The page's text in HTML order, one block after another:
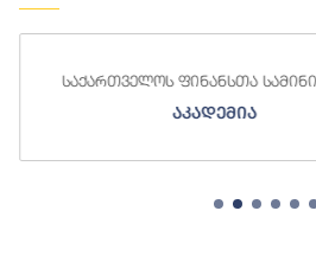
საქართველოს ფინანსთა
აკადემია